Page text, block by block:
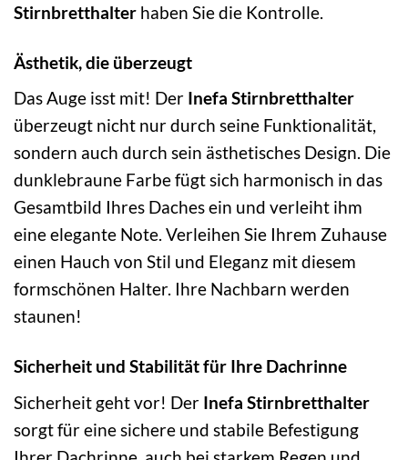
Stirnbretthalter haben Sie die Kontrolle.
Ästhetik, die überzeugt
Das Auge isst mit! Der Inefa Stirnbretthalter
überzeugt nicht nur durch seine Funktionalität,
sondern auch durch sein ästhetisches Design. Die
dunklebraune Farbe fügt sich harmonisch in das
Gesamtbild Ihres Daches ein und verleiht ihm
eine elegante Note. Verleihen Sie Ihrem Zuhause
einen Hauch von Stil und Eleganz mit diesem
formschönen Halter. Ihre Nachbarn werden
staunen!
Sicherheit und Stabilität für Ihre Dachrinne
Sicherheit geht vor! Der Inefa Stirnbretthalter
sorgt für eine sichere und stabile Befestigung